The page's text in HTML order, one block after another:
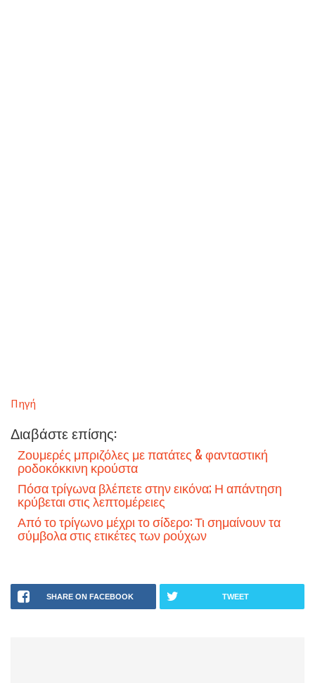
Πηγή
Διαβάστε επίσης:
Ζουμερές μπριζόλες με πατάτες & φανταστική
ροδοκόκκινη κρούστα
Πόσα τρίγωνα βλέπετε στην εικόνα; Η απάντηση
κρύβεται στις λεπτομέρειες
Από το τρίγωνο μέχρι το σίδερο: Τι σημαίνουν τα
σύμβολα στις ετικέτες των ρούχων
SHARE ON FACEBOOK TWEET